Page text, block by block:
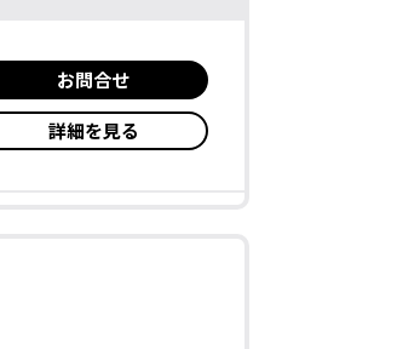
お問合せ
詳細を見る